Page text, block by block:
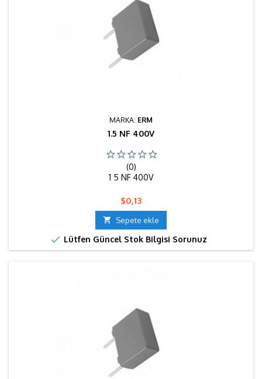
MARKA: ERM
1.5 NF 400V
(0)
1 5 NF 400V
Fiyat
$0,13
 Sepete ekle
 Lütfen Güncel Stok Bilgisi Sorunuz